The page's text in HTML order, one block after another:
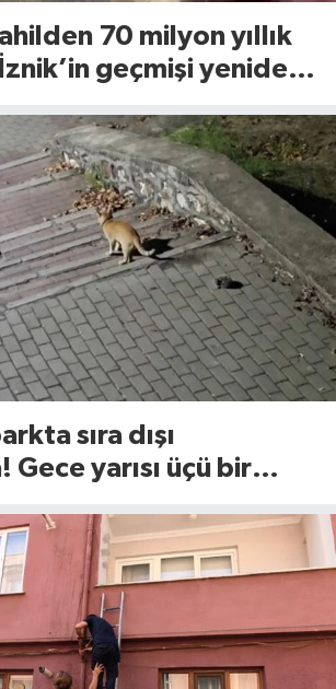
70 milyon yıllık
geçmişi yeniden
sıra dışı
Gece yarısı üçü bir